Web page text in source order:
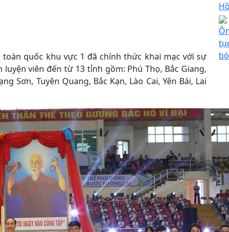
quốc khu vực 1 đã chính thức khai mạc với sự
viên đến từ 13 tỉnh gồm: Phú Thọ, Bắc Giang,
Sơn, Tuyên Quang, Bắc Kạn, Lào Cai, Yên Bái, Lai